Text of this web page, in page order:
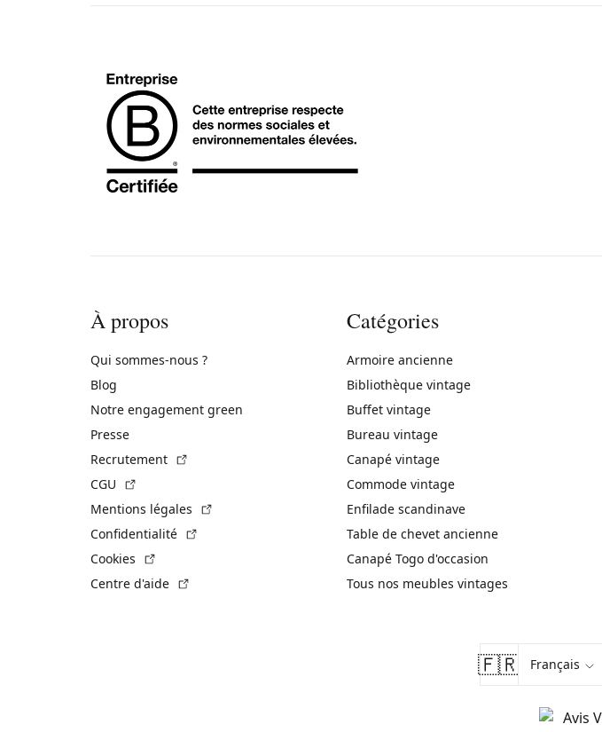
À propos
Qui sommes-nous ?
Blog
Notre engagement green
Presse
Recrutement
CGU
Mentions légales
Confidentialité
Cookies
Centre d'aide
Catégories
Armoire ancienne
Bibliothèque vintage
Buffet vintage
Bureau vintage
Canapé vintage
Commode vintage
Enfilade scandinave
Table de chevet ancienne
Canapé Togo d'occasion
Tous nos meubles vintages
🇫🇷